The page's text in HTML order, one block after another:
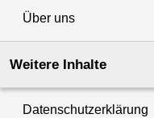
Über uns
Weitere Inhalte
Datenschutzerklärung